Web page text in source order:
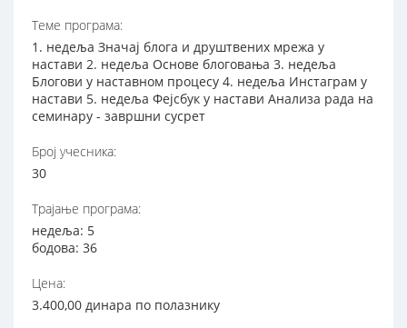
Теме програма:
1. недеља Значај блога и друштвених мрежа у
настави 2. недеља Основе блоговања 3. недеља
Блогови у наставном процесу 4. недеља Инстаграм у
настави 5. недеља Фејсбук у настави Анализа рада на
семинару - завршни сусрет
Број учесника:
30
Трајање програма:
недеља: 5
бодова: 36
Цена:
3.400,00 динара по полазнику